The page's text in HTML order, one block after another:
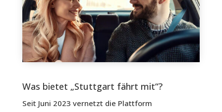
Was bietet „Stuttgart fährt mit“?
Seit Juni 2023 vernetzt die Plattform